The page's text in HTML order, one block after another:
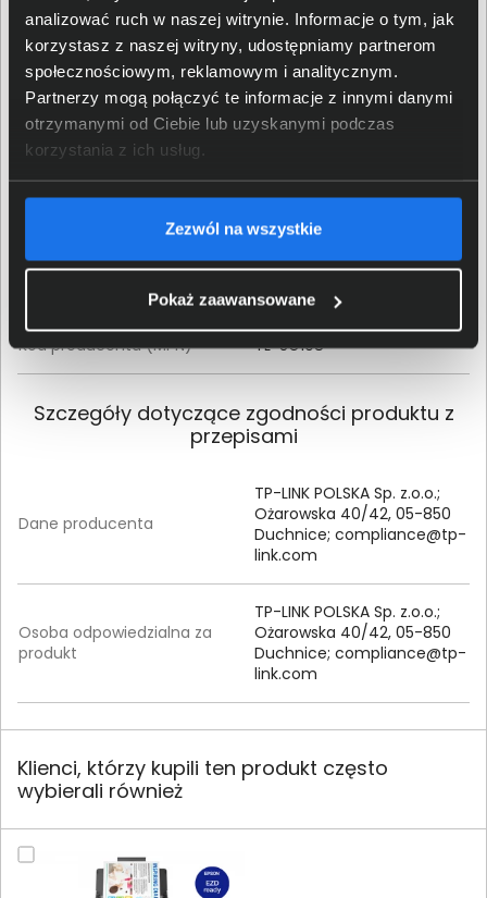
analizować ruch w naszej witrynie. Informacje o tym, jak
korzystasz z naszej witryny, udostępniamy partnerom
społecznościowym, reklamowym i analitycznym.
Partnerzy mogą połączyć te informacje z innymi danymi
otrzymanymi od Ciebie lub uzyskanymi podczas
korzystania z ich usług.
Zezwól na wszystkie
Pokaż zaawansowane
obudowy
Kolor obudowy Szary
Wysokość (mm) 25
Szerokość (mm) 158
101
Kod producenta (MPN) TL-SG108
Szczegóły dotyczące zgodności produktu z
przepisami
Dane producenta
TP-LINK POLSKA Sp. z.o.o.;
Ożarowska 40/42, 05-850
Duchnice; compliance@tp-
link.com
Osoba odpowiedzialna za
produkt
TP-LINK POLSKA Sp. z.o.o.;
Ożarowska 40/42, 05-850
Duchnice; compliance@tp-
link.com
Klienci, którzy kupili ten produkt często
wybierali również